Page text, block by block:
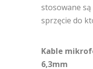
stosowane
sprzęcie do
Kable
6,3mm